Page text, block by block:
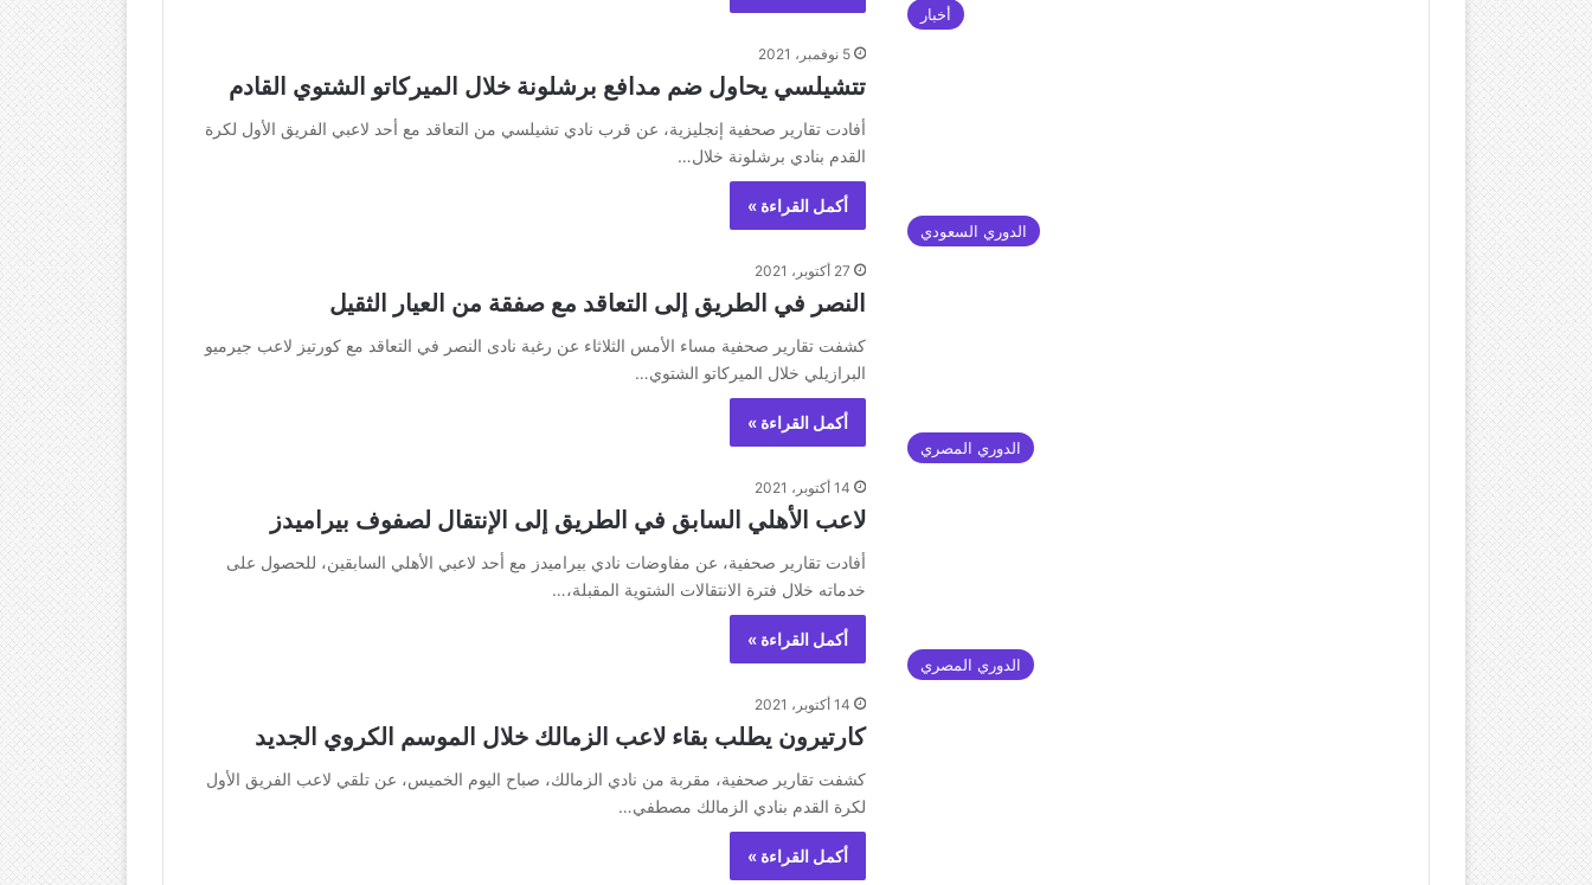
أخبار
5 نوفمبر، 2021
تتشيلسي يحاول ضم مدافع برشلونة خلال الميركاتو الشتوي القادم
أفادت ‏تقارير صحفية إنجليزية، عن قرب نادي تشيلسي من التعاقد مع أحد لاعبي الفريق الأول لكرة
القدم بنادي برشلونة خلال…
أكمل القراءة »
الدوري السعودي
27 أكتوبر، 2021
النصر في الطريق إلى التعاقد مع صفقة من العيار الثقيل
كشفت تقارير صحفية مساء الأمس الثلاثاء عن رغبة نادى النصر في التعاقد مع كورتيز لاعب جيرميو
البرازيلي خلال الميركاتو الشتوي…
أكمل القراءة »
الدوري المصري
14 أكتوبر، 2021
لاعب الأهلي السابق في الطريق إلى الإنتقال لصفوف بيراميدز
أفادت تقارير صحفية، عن مفاوضات نادي بيراميدز مع أحد لاعبي الأهلي السابقين، للحصول على
خدماته خلال فترة الانتقالات الشتوية المقبلة،…
أكمل القراءة »
الدوري المصري
14 أكتوبر، 2021
كارتيرون يطلب بقاء لاعب الزمالك خلال الموسم الكروي الجديد
كشفت تقارير صحفية، مقربة من نادي الزمالك، صباح اليوم الخميس، عن تلقي لاعب الفريق الأول
لكرة القدم بنادي الزمالك مصطفي…
أكمل القراءة »